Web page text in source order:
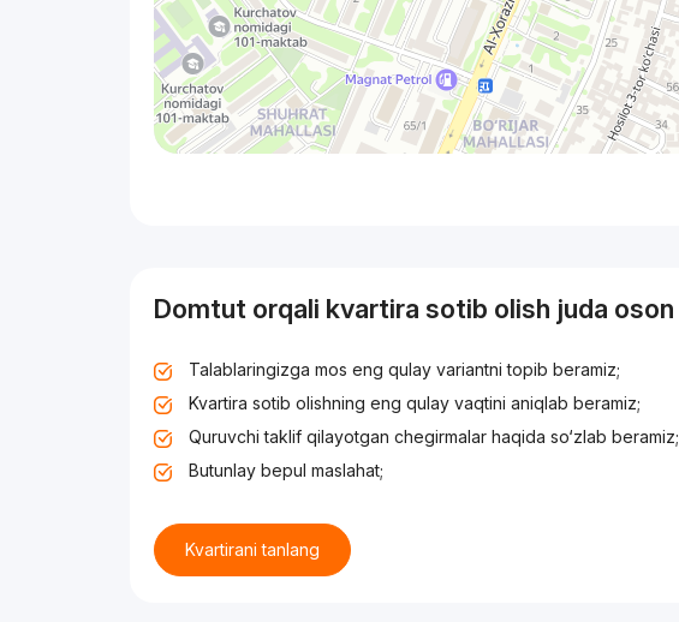
Domtut orqali kvartira sotib olish juda oson
Talablaringizga mos eng qulay variantni topib beramiz;
Kvartira sotib olishning eng qulay vaqtini aniqlab beramiz;
Quruvchi taklif qilayotgan chegirmalar haqida so‘zlab beramiz;
Butunlay bepul maslahat;
Kvartirani tanlang